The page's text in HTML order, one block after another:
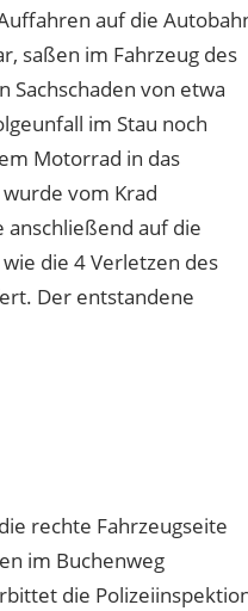
auf die
saßen im Fahrzeug des
Sachschaden von etwa
im Stau noch
Motorrad in das
vom Krad
anschließend auf die
die 4 Verletzen des
Der entstandene
rechte Fahrzeugseite
im Buchenweg
die